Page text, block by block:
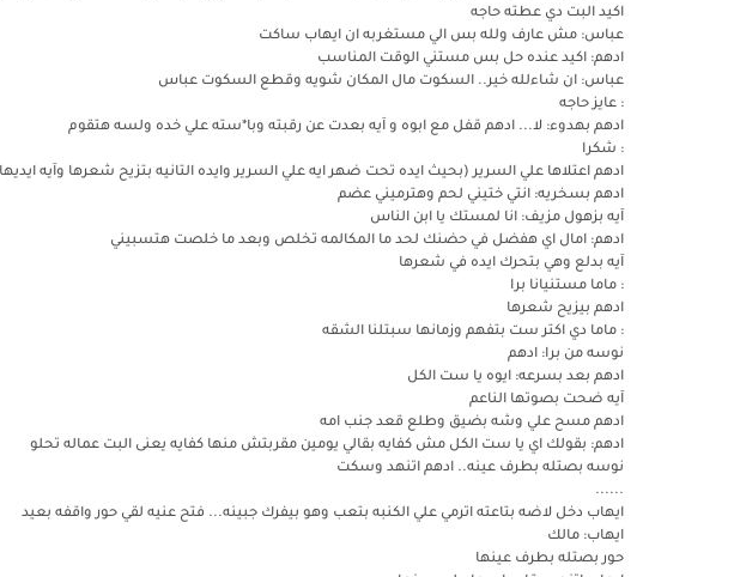
اكيد البت دي عطته حاجه
عباس: مش عارف ولله بس الي مستغربه ان ايهاب ساكت
ادهم: اكيد عنده حل بس مستني الوقت المناسب
عباس: ان شاءلله خير.. السكوت مال المكان شويه وقطع السكوت عباس
: عايز حاجه
ادهم بهدوء: لا... ادهم قفل مع ابوه و آيه بعدت عن رقبته وبا*سته علي خده ولسه هتقوم
: شكرا
ادهم اعتلاها علي السرير (بحيث ايده تحت ضهر ايه علي السرير وايده التانيه بتزيح شعرها وآيه
ادهم بسخريه: انتي ختيني لحم وهترميني عضم
آيه بزهول مزيف: انا لمستك يا ابن الناس
ادهم: امال اي هفضل في حضنك لحد ما المكالمه تخلص وبعد ما خلصت هتسبيني
آيه بدلع وهي بتحرك ايده في شعرها
: ماما مستنيانا برا
ادهم بيزيح شعرها
: ماما دي اكتر ست بتفهم وزمانها سبتلنا الشقه
نوسه من برا: ادهم
ادهم بعد بسرعه: ايوه يا ست الكل
آيه ضحت بصوتها الناعم
ادهم مسح علي وشه بضيق وطلع قعد جنب امه
ادهم: بقولك اي يا ست الكل مش كفايه بقالي يومين مقربتش منها كفايه يعنى البت عماله تحلو
نوسه بصتله بطرف عينه.. ادهم اتنهد وسكت
......
ايهاب دخل لاضه بتاعته اترمي علي الكنبه بتعب وهو بيفرك جبينه... فتح عنيه لقي حور واقفه بعيد
ايهاب: مالك
حور بصتله بطرف عينها